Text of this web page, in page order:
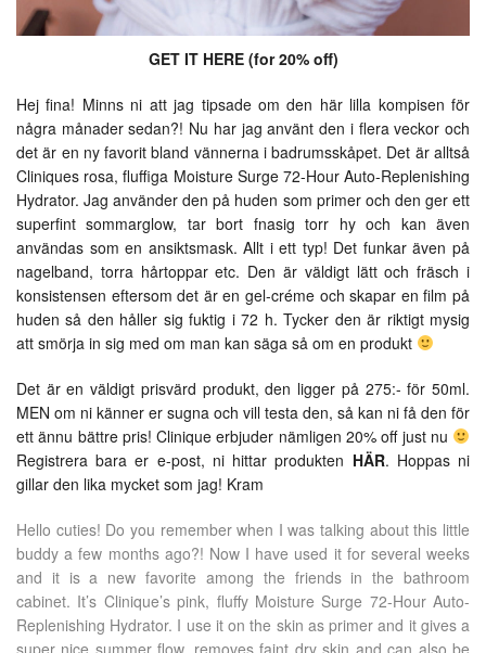
GET IT HERE(for 20% off)
Hej fina! Minns ni att jag tipsade om den här lilla kompisen för
några månader sedan?! Nu har jag använt den i flera veckor och
det är en ny favorit bland vännerna i badrumsskåpet. Det är alltså
Cliniques rosa, fluffiga Moisture Surge 72-Hour Auto-Replenishing
Hydrator. Jag använder den på huden som primer och den ger ett
superfint sommarglow, tar bort fnasig torr hy och kan även
användas som en ansiktsmask. Allt i ett typ! Det funkar även på
nagelband, torra hårtoppar etc. Den är väldigt lätt och fräsch i
konsistensen eftersom det är en gel-créme och skapar en film på
huden så den håller sig fuktig i 72 h. Tycker den är riktigt mysig
att smörja in sig med om man kan säga så om en produkt
Det är en väldigt prisvärd produkt, den ligger på 275:- för 50ml.
MEN om ni känner er sugna och vill testa den, så kan ni få den för
ett ännu bättre pris! Clinique erbjuder nämligen 20% off just nu
Registrera bara er e-post, ni hittar produkten HÄR. Hoppas ni
gillar den lika mycket som jag! Kram
Hello cuties! Do you remember when I was talking about this little
buddy a few months ago?! Now I have used it for several weeks
and it is a new favorite among the friends in the bathroom
cabinet. It’s Clinique’s pink, fluffy Moisture Surge 72-Hour Auto-
Replenishing Hydrator. I use it on the skin as primer and it gives a
super nice summer flow, removes faint dry skin and can also be